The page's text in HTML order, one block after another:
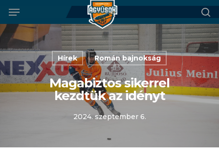
main
content
Menu
Hírek Román bajnokság
Magabiztos sikerrel
kezdtük az idényt
2024. szeptember 6.